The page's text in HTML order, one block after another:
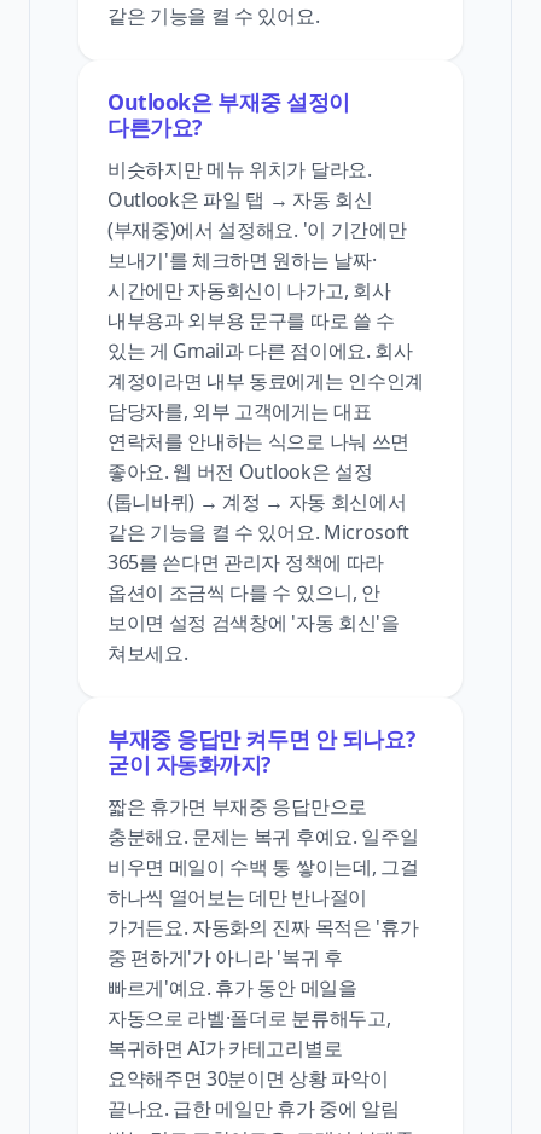
같은 기능을 켤 수 있어요.
Outlook은 부재중 설정이
다른가요?
비슷하지만 메뉴 위치가 달라요.
Outlook은 파일 탭 → 자동 회신
(부재중)에서 설정해요. '이 기간에만
보내기'를 체크하면 원하는 날짜·
시간에만 자동회신이 나가고, 회사
내부용과 외부용 문구를 따로 쓸 수
있는 게 Gmail과 다른 점이에요. 회사
계정이라면 내부 동료에게는 인수인계
담당자를, 외부 고객에게는 대표
연락처를 안내하는 식으로 나눠 쓰면
좋아요. 웹 버전 Outlook은 설정
(톱니바퀴) → 계정 → 자동 회신에서
같은 기능을 켤 수 있어요. Microsoft
365를 쓴다면 관리자 정책에 따라
옵션이 조금씩 다를 수 있으니, 안
보이면 설정 검색창에 '자동 회신'을
쳐보세요.
부재중 응답만 켜두면 안 되나요?
굳이 자동화까지?
짧은 휴가면 부재중 응답만으로
충분해요. 문제는 복귀 후예요. 일주일
비우면 메일이 수백 통 쌓이는데, 그걸
하나씩 열어보는 데만 반나절이
가거든요. 자동화의 진짜 목적은 '휴가
중 편하게'가 아니라 '복귀 후
빠르게'예요. 휴가 동안 메일을
자동으로 라벨·폴더로 분류해두고,
복귀하면 AI가 카테고리별로
요약해주면 30분이면 상황 파악이
끝나요. 급한 메일만 휴가 중에 알림